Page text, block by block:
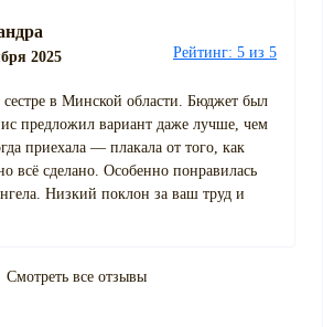
2025 Рейтинг: 5 из 5
сестре в Минской области. Бюджет был
предложил вариант даже лучше, чем
приехала — плакала от того, как
всё сделано. Особенно понравилась
Низкий поклон за ваш труд и
Смотреть все отзывы